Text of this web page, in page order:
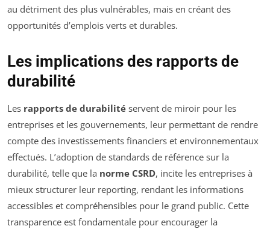
au détriment des plus vulnérables, mais en créant des
opportunités d’emplois verts et durables.
Les implications des rapports de
durabilité
Les rapports de durabilité servent de miroir pour les
entreprises et les gouvernements, leur permettant de rendre
compte des investissements financiers et environnementaux
effectués. L’adoption de standards de référence sur la
durabilité, telle que la norme CSRD, incite les entreprises à
mieux structurer leur reporting, rendant les informations
accessibles et compréhensibles pour le grand public. Cette
transparence est fondamentale pour encourager la